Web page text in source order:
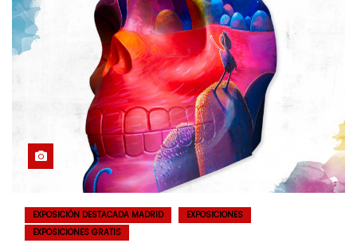
EXPOSICIÓN DESTACADA MADRID
EXPOSICIONES
EXPOSICIONES GRATIS